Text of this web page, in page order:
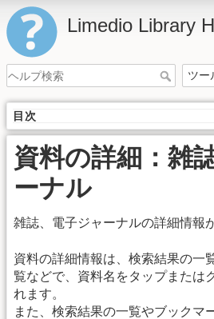
Limedio Library
目次
資料の詳細：雑
ーナル
雑誌、電子ジャーナルの詳細情報
資料の詳細情報は、検索結果の一
覧などで、資料名をタップまたは
れます。
また、検索結果の一覧やブックマ